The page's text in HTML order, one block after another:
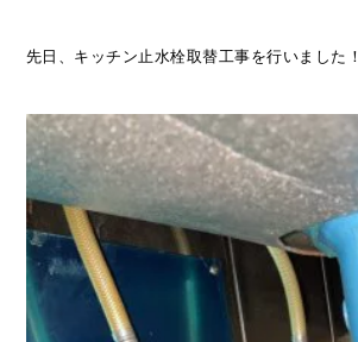
先日、キッチン止水栓取替工事を行いました！